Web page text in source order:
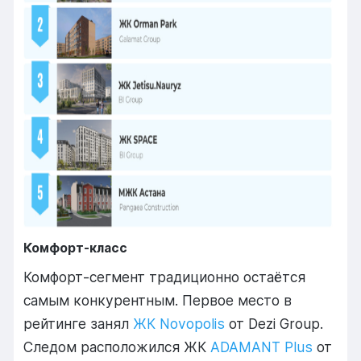
Комфорт-класс
Комфорт-сегмент традиционно остаётся
самым конкурентным. Первое место в
рейтинге занял ЖК Novopolis от Dezi Group.
Следом расположился ЖКADAMANT Plus от